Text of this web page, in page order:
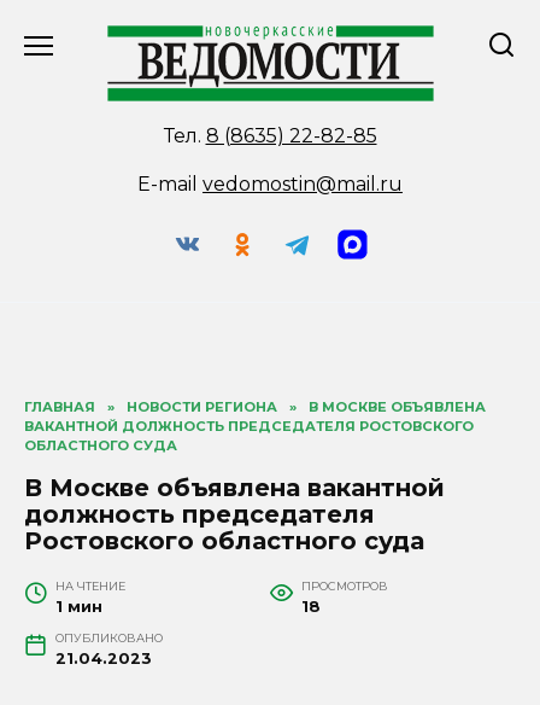
Тел. 8 (8635) 22-82-85
E-mail vedomostin@mail.ru
ГЛАВНАЯ » НОВОСТИ РЕГИОНА »
В МОСКВЕ ОБЪЯВЛЕНА
ВАКАНТНОЙ ДОЛЖНОСТЬ ПРЕДСЕДАТЕЛЯ РОСТОВСКОГО
ОБЛАСТНОГО СУДА
В Москве объявлена вакантной
должность председателя
Ростовского областного суда
НА ЧТЕНИЕ
1 мин
ПРОСМОТРОВ
18
ОПУБЛИКОВАНО
21.04.2023